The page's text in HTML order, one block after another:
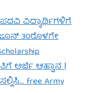
ವಿದ್ಯಾರ್ಥಿಗಳಿಗೆ
30ರೊಳಗೇ
ಅರ್ಜಿ ಆಹ್ವಾನ |
free Army